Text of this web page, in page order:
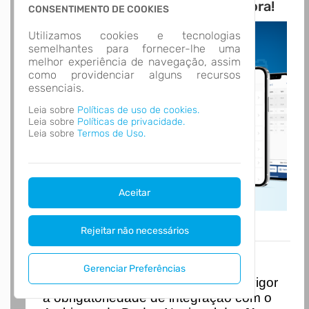
CONSENTIMENTO DE COOKIES
Utilizamos cookies e tecnologias
semelhantes para fornecer-lhe uma
melhor experiência de navegação, assim
como providenciar alguns recursos
essenciais.
Leia sobre Políticas de uso de cookies.
Leia sobre Políticas de privacidade.
Leia sobre Termos de Uso.
Aceitar
Rejeitar não necessários
Gerenciar Preferências
Novo APP Atende.Net! Baixe Agora!
Iniciando em01/01/2026entra em vigor
a obrigatoriedade de integração com o